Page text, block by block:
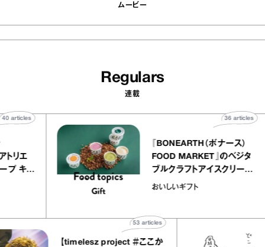
ムービー
Regulars
連載
ー アトリエ
クレープ キャ
40articles
『BONEARTH（ボナース
FOOD MARKET』のベジ
ブルクラフトアイスクリ
｜真野知子の「おいしい
おいしいギフト
36
【timelesz project ＃ここか
articles